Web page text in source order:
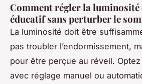
Comment régler la luminosité
éducatif sans perturber le
La luminosité doit être
pas troubler l’endormissement,
pour être perçue au réveil.
avec réglage manuel ou